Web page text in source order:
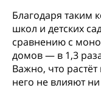
Благодаря таким
школ и детских
сравнению с
домов — в 1,3
Важно, что растёт
него не влияют